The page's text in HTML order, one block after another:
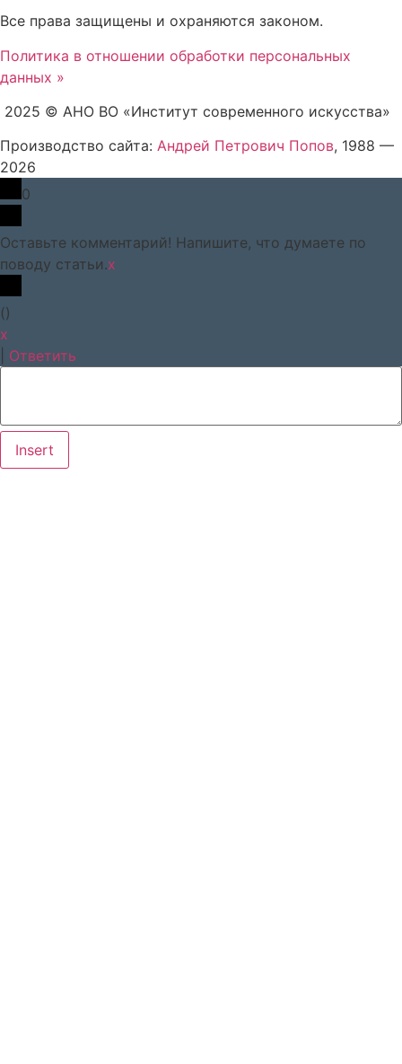
Все права защищены и охраняются законом.
Политика в отношении обработки персональных
данных »
2025 © АНО ВО «Институт современного искусства»
Производство сайта: Андрей Петрович Попов, 1988 —
2026
0
Оставьте комментарий! Напишите, что думаете по
поводу статьи.x
()
x
Ответить
Insert